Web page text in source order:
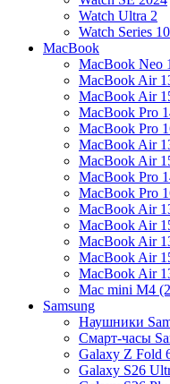
Watch Ultra 2
Watch Series 10
MacBook
MacBook Neo
MacBook Air
MacBook Air
MacBook Pro
MacBook Pro
MacBook Air
MacBook Air
MacBook Pro
MacBook Pro
MacBook Air
MacBook Air
MacBook Air
MacBook Air
MacBook Air
Mac mini M4
Samsung
Наушники
Смарт-часы
Galaxy Z Fold
Galaxy S26